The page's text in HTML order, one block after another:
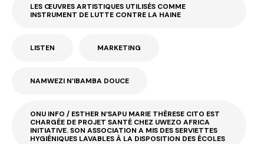
LES ŒUVRES ARTISTIQUES UTILISÉS COMME
INSTRUMENT DE LUTTE CONTRE LA HAINE
LISTEN MARKETING
NAMWEZI N’IBAMBA DOUCE
ONU INFO / ESTHER N’SAPU MARIE THÈRESE CITO EST
CHARGÉE DE PROJET SANTÉ CHEZ UWEZO AFRICA
INITIATIVE. SON ASSOCIATION A MIS DES SERVIETTES
HYGIÉNIQUES LAVABLES À LA DISPOSITION DES ÉCOLES